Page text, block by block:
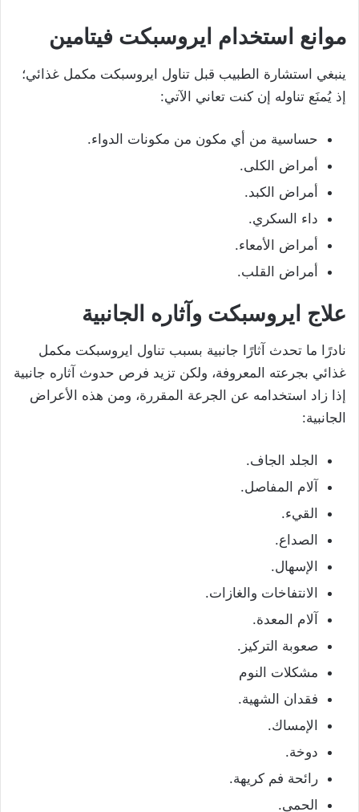
موانع استخدام ايروسبكت فيتامين
ينبغي استشارة الطبيب قبل تناول ايروسبكت مكمل غذائي؛
إذ يُمنَع تناوله إن كنت تعاني الآتي:
حساسية من أي مكون من مكونات الدواء.
أمراض الكلى.
أمراض الكبد.
داء السكري.
أمراض الأمعاء.
أمراض القلب.
علاج ايروسبكت وآثاره الجانبية
نادرًا ما تحدث آثارًا جانبية بسبب تناول ايروسبكت مكمل
غذائي بجرعته المعروفة، ولكن تزيد فرص حدوث آثاره جانبية
إذا زاد استخدامه عن الجرعة المقررة، ومن هذه الأعراض
الجانبية:
الجلد الجاف.
آلام المفاصل.
القيء.
الصداع.
الإسهال.
الانتفاخات والغازات.
آلام المعدة.
صعوبة التركيز.
مشكلات النوم
فقدان الشهية.
الإمساك.
دوخة.
رائحة فم كريهة.
الحمى.